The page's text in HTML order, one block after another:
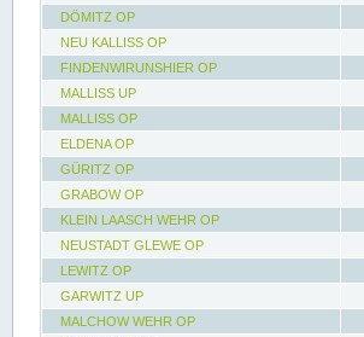
DÖMITZ OP
NEU KALLISS OP
FINDENWIRUNSHIER OP
MALLISS UP
MALLISS OP
ELDENA OP
GÜRITZ OP
GRABOW OP
KLEIN LAASCH WEHR OP
NEUSTADT GLEWE OP
LEWITZ OP
GARWITZ UP
MALCHOW WEHR OP